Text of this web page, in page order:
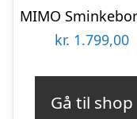
kr. 1.799,00
Gå til shop